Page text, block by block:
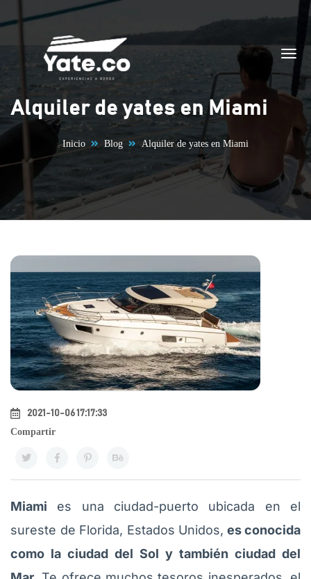
Saltar al contenido
Alquiler de yates en Miami
Inicio Blog Alquiler de yates en Miami
2021-10-06 17:17:33
Compartir
Miami es una ciudad-puerto ubicada en el
sureste de Florida, Estados Unidos, es conocida
como la ciudad del Sol y también ciudad del